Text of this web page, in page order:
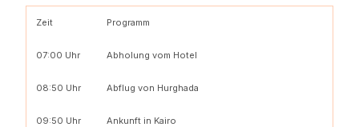
Zeit Programm
07:00 Uhr Abholung vom Hotel
08:50 Uhr Abflug von Hurghada
09:50 Uhr Ankunft in Kairo